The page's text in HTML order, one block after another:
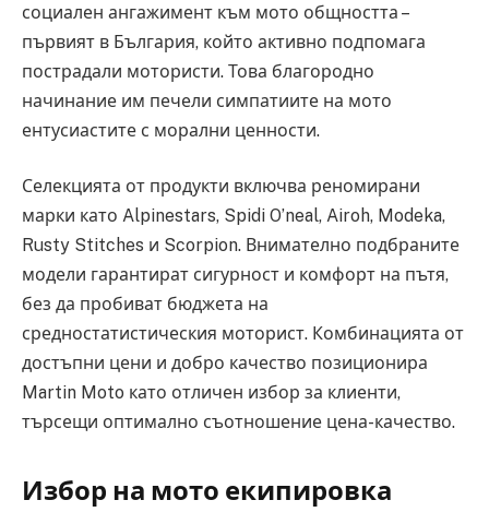
социален ангажимент към мото общността –
първият в България, който активно подпомага
пострадали мотористи. Това благородно
начинание им печели симпатиите на мото
ентусиастите с морални ценности.
Селекцията от продукти включва реномирани
марки като Alpinestars, Spidi O’neal, Airoh, Modeka,
Rusty Stitches и Scorpion. Внимателно подбраните
модели гарантират сигурност и комфорт на пътя,
без да пробиват бюджета на
средностатистическия моторист. Комбинацията от
достъпни цени и добро качество позиционира
Martin Moto като отличен избор за клиенти,
търсещи оптимално съотношение цена-качество.
Избор на мото екипировка